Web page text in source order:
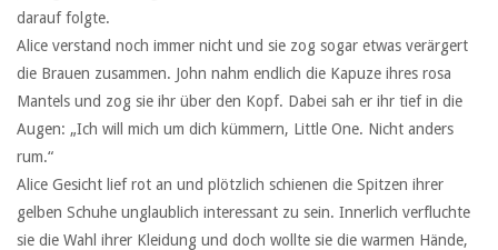
darauf folgte.
Alice verstand noch immer nicht und sie zog sogar etwas verärgert
die Brauen zusammen. John nahm endlich die Kapuze ihres rosa
Mantels und zog sie ihr über den Kopf. Dabei sah er ihr tief in die
Augen: „Ich will mich um dich kümmern, Little One. Nicht anders
rum.“
Alice Gesicht lief rot an und plötzlich schienen die Spitzen ihrer
gelben Schuhe unglaublich interessant zu sein. Innerlich verfluchte
sie die Wahl ihrer Kleidung und doch wollte sie die warmen Hände,